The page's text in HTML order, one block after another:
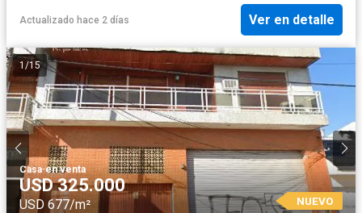
Actualizado hace 2 días Ver en detalle
1 /15
Casa·en venta
USD 325.000
USD 677/m² NUEVO